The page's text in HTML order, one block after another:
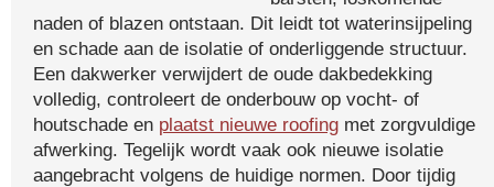
naden of blazen ontstaan. Dit leidt tot waterinsijpeling
en schade aan de isolatie of onderliggende structuur.
Een dakwerker verwijdert de oude dakbedekking
volledig, controleert de onderbouw op vocht- of
houtschade en plaatst nieuwe roofing met zorgvuldige
afwerking. Tegelijk wordt vaak ook nieuwe isolatie
aangebracht volgens de huidige normen. Door tijdig